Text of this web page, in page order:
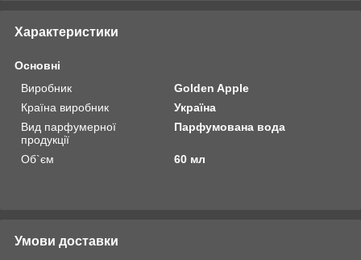
Характеристики
Основні
Виробник
Golden Apple
Країна виробник
Україна
Вид парфумерної
продукції
Парфумована вода
Об`єм 60 мл
Умови доставки